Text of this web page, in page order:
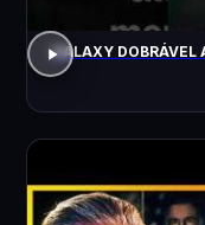
GALAXY DOBRÁVEL